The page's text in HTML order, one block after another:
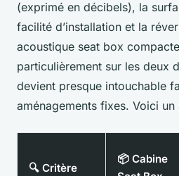
(exprimé en décibels), la
facilité d’installation et la
acoustique seat box
particulièrement sur les deux
devient presque intouchable
aménagements fixes. Voici
🔍 Critère
📦 Cabine